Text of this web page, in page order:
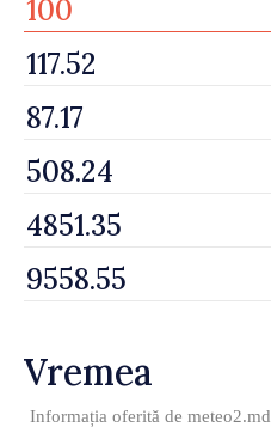
Vremea
Informația oferită de meteo2.md